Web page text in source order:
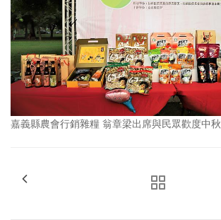
嘉義縣農會行銷雜糧 翁章梁出席與民眾歡度中秋